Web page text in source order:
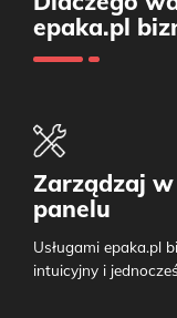
epaka.pl
Zarządzaj
panelu
Usługami epaka.pl
intuicyjny i